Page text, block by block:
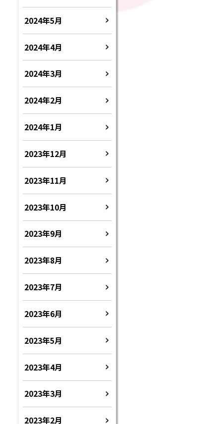
2024年5月
2024年4月
2024年3月
2024年2月
2024年1月
2023年12月
2023年11月
2023年10月
2023年9月
2023年8月
2023年7月
2023年6月
2023年5月
2023年4月
2023年3月
2023年2月